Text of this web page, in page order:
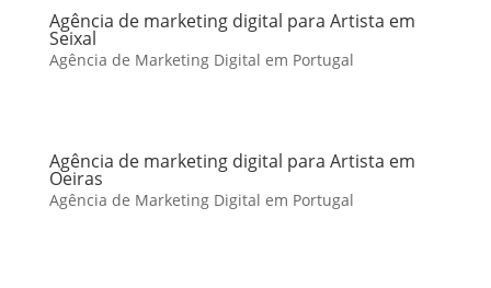
Agência de marketing digital para Artista em
Seixal
Agência de Marketing Digital em Portugal
Agência de marketing digital para Artista em
Oeiras
Agência de Marketing Digital em Portugal